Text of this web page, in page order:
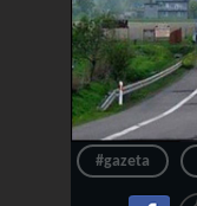
#gazeta